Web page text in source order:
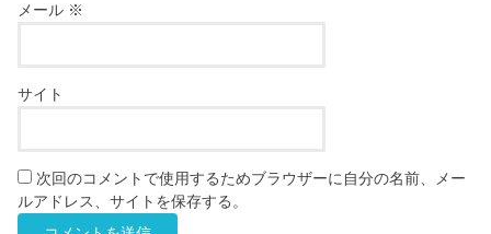
メール ※
サイト
次回のコメントで使用するためブラウザーに自分の名前、メー
ルアドレス、サイトを保存する。